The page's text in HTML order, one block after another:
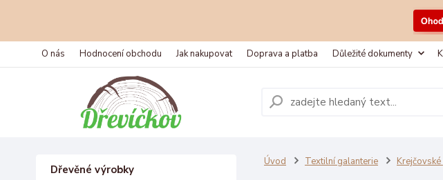
O nás Hodnocení obchodu Jak nakupovat Doprava a platba Důležité dokumenty
Dřevěné výrobky
Úvod Textilní galanterie